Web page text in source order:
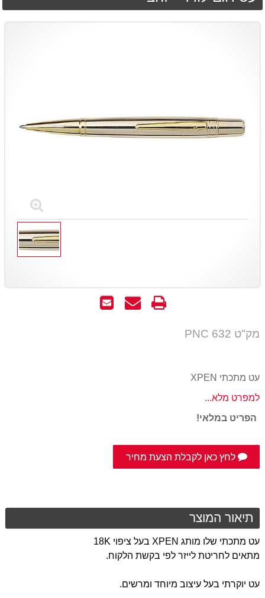
שלח
שאל
הדפס
מק"ט PNC 632
עט מתכתי XPEN
למפרט מלא...
הפריט במלאי!
לחץ כאן לקבלת הצעת מחיר
תיאור המוצר
עט מתכתי שלו מותג XPEN בעל ציפוי 18K
מתאים לחריטת לייזר לפי בקשת הלקוח.
עט יוקרתי בעל עיצוב מיוחד ומרשים.